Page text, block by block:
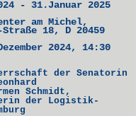
- 31.Januar 2025
am Michel,
Straße 18, D 20459
2024, 14:30
der Senatorin
Schmidt,
der Logistik-